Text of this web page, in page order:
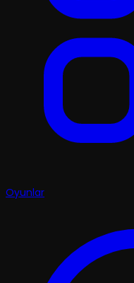
Oyunlar